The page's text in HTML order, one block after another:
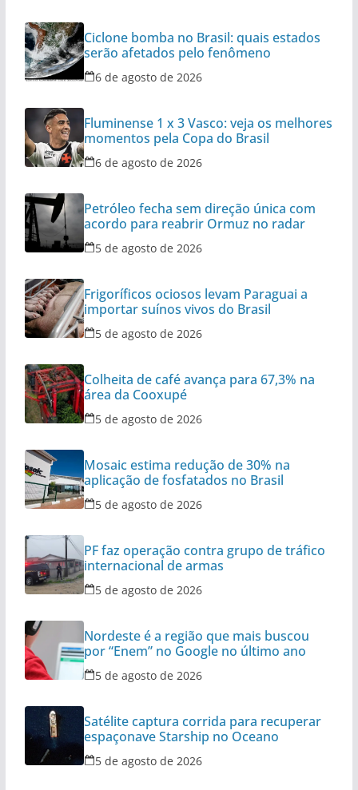
Ciclone bomba no Brasil: quais estados
serão afetados pelo fenômeno
6 de agosto de 2026
Fluminense 1 x 3 Vasco: veja os melhores
momentos pela Copa do Brasil
6 de agosto de 2026
Petróleo fecha sem direção única com
acordo para reabrir Ormuz no radar
5 de agosto de 2026
Frigoríficos ociosos levam Paraguai a
importar suínos vivos do Brasil
5 de agosto de 2026
Colheita de café avança para 67,3% na
área da Cooxupé
5 de agosto de 2026
Mosaic estima redução de 30% na
aplicação de fosfatados no Brasil
5 de agosto de 2026
PF faz operação contra grupo de tráfico
internacional de armas
5 de agosto de 2026
Nordeste é a região que mais buscou
por “Enem” no Google no último ano
5 de agosto de 2026
Satélite captura corrida para recuperar
espaçonave Starship no Oceano
5 de agosto de 2026